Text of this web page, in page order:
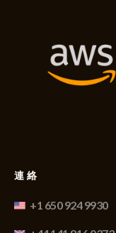
連絡
+1 650 924 9930